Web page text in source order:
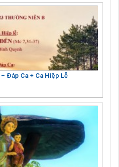
Đáp Ca + Ca Hiệp Lễ